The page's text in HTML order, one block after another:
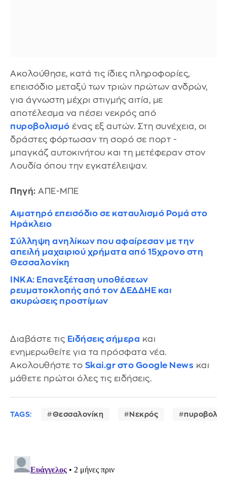
Ακολούθησε, κατά τις ίδιες πληροφορίες,
επεισόδιο μεταξύ των τριών πρώτων ανδρών,
για άγνωστη μέχρι στιγμής αιτία, με
αποτέλεσμα να πέσει νεκρός από
πυροβολισμό ένας εξ αυτών. Στη συνέχεια, οι
δράστες φόρτωσαν τη σορό σε πορτ -
μπαγκάζ αυτοκινήτου και τη μετέφεραν στον
Λουδία όπου την εγκατέλειψαν.
Πηγή: ΑΠΕ-ΜΠΕ
Αιματηρό επεισόδιο σε καταυλισμό Ρομά στο
Ηράκλειο
Σύλληψη ανηλίκων που αφαίρεσαν με την
απειλή μαχαιριού χρήματα από 15χρονο στη
Θεσσαλονίκη
ΙΝΚΑ: Επανεξέταση υποθέσεων
ρευματοκλοπής από τον ΔΕΔΔΗΕ και
ακυρώσεις προστίμων
Διαβάστε τις Ειδήσεις σήμερα και
ενημερωθείτε για τα πρόσφατα νέα.
Ακολουθήστε το Skai.gr στο Google News και
μάθετε πρώτοι όλες τις ειδήσεις.
TAGS: Θεσσαλονίκη Νεκρός